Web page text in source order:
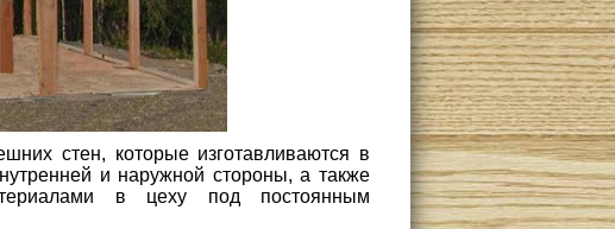
стен, которые изготавливаются в
и наружной стороны, а также
в цеху под постоянным